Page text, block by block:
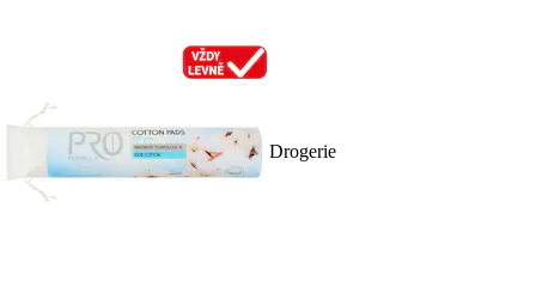
Drogerie